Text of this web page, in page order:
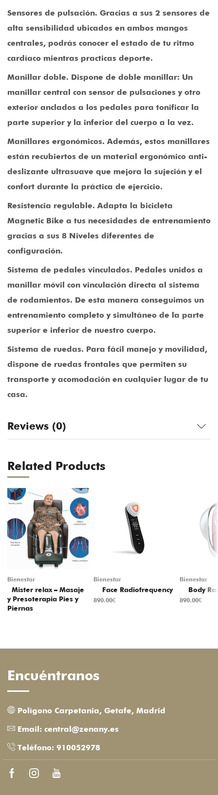
Sensores de pulsación. Gracias a sus 2 sensores de
alta sensibilidad ubicados en ambos mangos
centrales, podrás conocer el estado de tu ritmo
cardíaco mientras practicas deporte.
Manillar doble. Dispone de doble manillar: Un
manillar central con sensor de pulsaciones y otro
exterior anclados a los pedales para tonificar la
parte superior y la inferior del cuerpo a la vez.
Manillares ergonómicos. Además, estos manillares
están recubiertos de un material ergonómico anti-
deslizante ultrasuave que mejora la sujeción y el
confort durante la práctica de ejercicio.
Resistencia regulable. Adapta la bicicleta
Magnetic Bike a tus necesidades de entrenamiento
gracias a sus 8 Niveles diferentes de
configuración.
Sistema de pedales vinculados. Pedales unidos a
manillar móvil con vinculación directa al sistema
de rodamientos. De esta manera conseguimos un
entrenamiento completo y simultáneo de la parte
superior e inferior de nuestro cuerpo.
Sistema de ruedas. Para fácil manejo y movilidad,
dispone de ruedas frontales que permiten su
transporte y acomodación en cualquier lugar de tu
casa.
Reviews (0)
Related Products
Bienestar
Mister relax – Masaje
y Presoterapia Pies y
Piernas
Bienestar
Face Radiofrequency
890.00€
Bienestar
Body
890.00€
Encuéntranos
Polígono Carpetania, Getafe, Madrid
Email: central@zenany.es
Teléfono: 910052978
FacebookInstagram